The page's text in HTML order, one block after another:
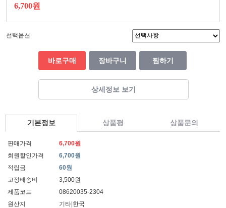
6,700원
선택옵션
바로구매 장바구니 찜하기
상세정보 보기
기본정보 상품평 상품문의
판매가격
6,700원
회원할인가격
6,700원
적립금
60원
고정배송비
3,500원
제품코드
08620035-2304
원산지
기타|한국